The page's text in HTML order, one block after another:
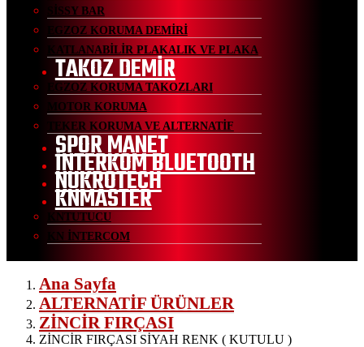
SİSSY BAR
EGZOZ KORUMA DEMİRİ
KATLANABİLİR PLAKALIK VE PLAKA
TAKOZ DEMİR
EGZOZ KORUMA TAKOZLARI
MOTOR KORUMA
TEKER KORUMA VE ALTERNATİF
SPOR MANET
İNTERKOM BLUETOOTH
NUKROTECH
KNMASTER
KNTUTUCU
KN İNTERCOM
Ana Sayfa
ALTERNATİF ÜRÜNLER
ZİNCİR FIRÇASI
ZİNCİR FIRÇASI SİYAH RENK ( KUTULU )